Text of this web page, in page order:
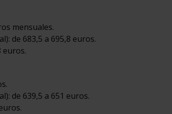
mensuales.
de 683,5 a 695,8 euros.
euros.
de 639,5 a 651 euros.